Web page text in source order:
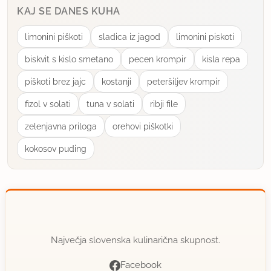
član od 2005 2339 sporočil
10.10.2009 ob 10:47
Jaz sem večino pečk odstranila. Res malo
zamudno, ampak za tak končni rezultat se splača.
uporabno
kuharicamica
2 sporočil
KAJ SE DANES KUHA
limonini piškoti sladica iz jagod limonini piskoti
biskvit s kislo smetano pecen krompir kisla repa
piškoti brez jajc kostanji peteršiljev krompir
fizol v solati tuna v solati ribji file
zelenjavna priloga orehovi piškotki
kokosov puding
Največja slovenska kulinarična skupnost.
Facebook